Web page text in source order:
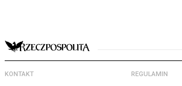
KONTAKT REGULAMIN